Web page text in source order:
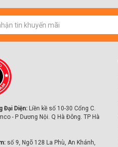
Đại Diện: Liền kề số 10-30 Cổng C.
- P Dương Nội. Q Hà Đông. TP Hà
số 9, Ngõ 128 La Phù, An Khánh,